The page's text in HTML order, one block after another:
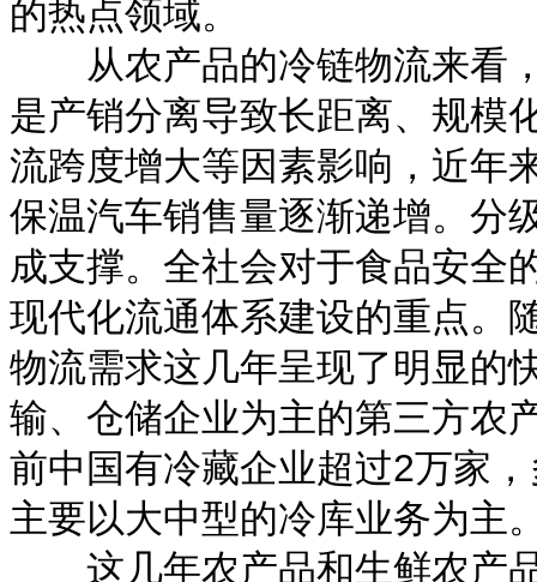
的热点领域。
从农产品的冷链物流来看，
是产销分离导致长距离、规模
流跨度增大等因素影响，近年
保温汽车销售量逐渐递增。分
成支撑。全社会对于食品安全
现代化流通体系建设的重点。
物流需求这几年呈现了明显的
输、仓储企业为主的第三方农
前中国有冷藏企业超过2万家
主要以大中型的冷库业务为主
这几年农产品和生鲜农产品